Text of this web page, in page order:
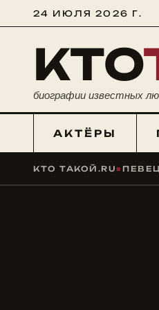
24 ИЮЛЯ 2026 Г.
КТО
биографии известных
АКТЁРЫ
КТО ТАКОЙ.RU■